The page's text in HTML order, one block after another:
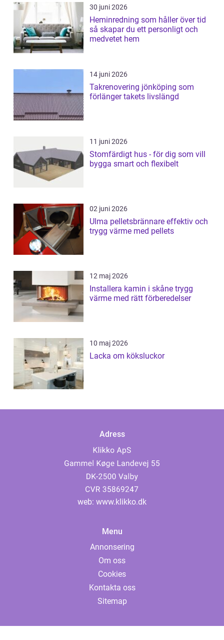
30 juni 2026
Heminredning som håller över tid
så skapar du ett personligt och
medvetet hem
14 juni 2026
Takrenovering jönköping som
förlänger takets livslängd
11 juni 2026
Stomfärdigt hus - för dig som vill
bygga smart och flexibelt
02 juni 2026
Ulma pelletsbrännare effektiv och
trygg värme med pellets
12 maj 2026
Installera kamin i skåne trygg
värme med rätt förberedelser
10 maj 2026
Lacka om köksluckor
Adress
web: www.klikko.dk
Menu
Annonsering
Om oss
Cookies
Kontakta oss
Sitemap